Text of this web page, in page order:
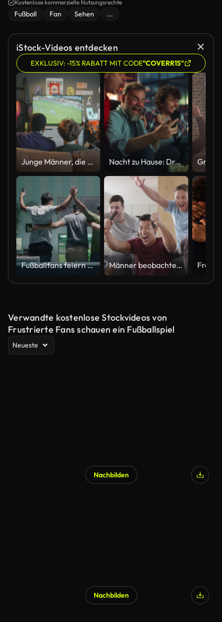
Kostenlose kommerzielle Nutzungsrechte
Fußball Fan Sehen ...
iStock-Videos entdecken
EXKLUSIV: -15% RABATT MIT CODE"COVERR15"
Junge Männer, die Fußballspiele im Fernsehen schauen und zu Hause jubeln Nacht zu Hause: Drei Fußball-Fans sitzen auf einer Couch Watch Game auf TV, verwenden Smartphone App zu Online-Wette, feiern Sieg, wenn Sportteam gewinnt. Freunde jubeln Essen Snacks, sehen Fußball spielen.
Fußballfans feiern Tor im Wohnzimmer Männer beobachten eines Fußballspiels und feiert ein Ziel
Verwandte kostenlose Stockvideos von
Frustrierte Fans schauen ein Fußballspiel
Neueste
Nachbilden
Nachbilden